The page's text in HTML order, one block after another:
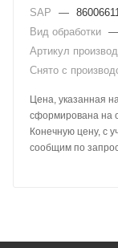
SAP
—
Вид обработки —
Артикул
Снято с
Цена, указанная
сформирована на
Конечную цену, с
сообщим по